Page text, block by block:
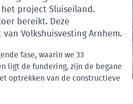
project Sluiseiland.
bereikt. Deze
Volkshuisvesting Arnhem.
fase, waarin we 33
ligt de fundering, zijn de begane
optrekken van de constructieve